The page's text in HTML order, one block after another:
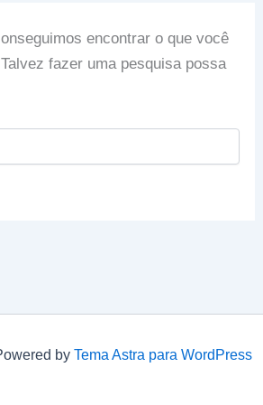
encontrar o que você
fazer uma pesquisa possa
by Tema Astra para WordPress